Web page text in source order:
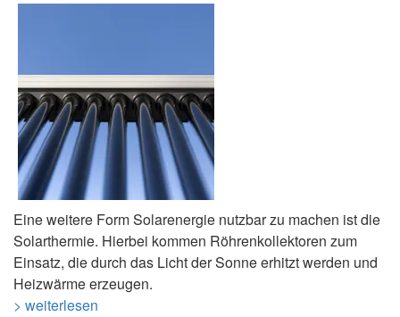
Eine weitere Form Solarenergie nutzbar zu machen ist die
Solarthermie. Hierbei kommen Röhrenkollektoren zum
Einsatz, die durch das Licht der Sonne erhitzt werden und
Heizwärme erzeugen.
> weiterlesen